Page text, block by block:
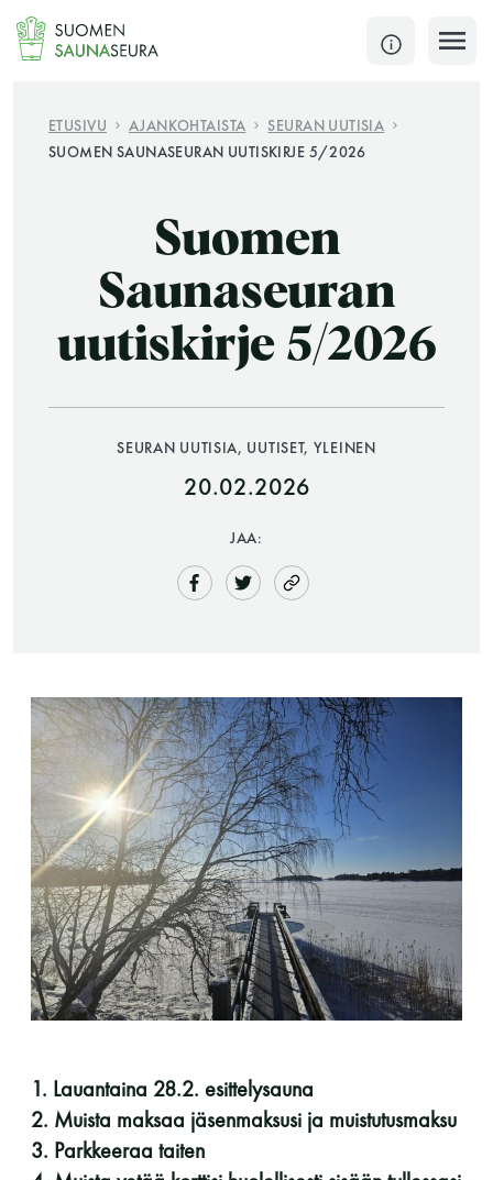
Siirry
sisältöön
SULJE
KATSO TARKEMMAT AUKIOLOAJAT
JÄSENSIVUT
Saunatalo on avoinna
myös helatorstaina
-Naisten päivät ovat maanantai ja
torstai
-Miesten päivät tiistai, keskiviikko,
perjantai ja lauantai
-Kuukauden ensimmäinen lauantai on on
jaettu lauantai
ETUSIVU AJANKOHTAISTA
SEURAN UUTISIA
SUOMEN SAUNASEURAN UUTISKIRJE 5/2026
Suomen
Saunaseuran
uutiskirje 5/2026
SEURAN UUTISIA, UUTISET, YLEINEN
20.02.2026
JAA:
1. Lauantaina 28.2. esittelysauna
2. Muista maksaa jäsenmaksusi ja muistutusmaksu
3. Parkkeeraa taiten